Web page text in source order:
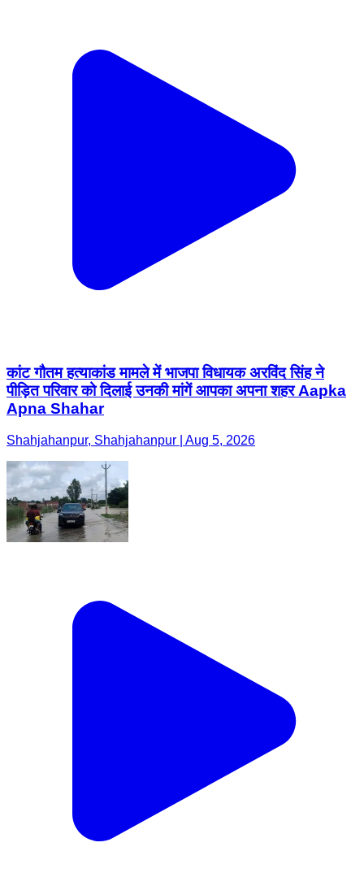
कांट गौतम हत्याकांड मामले में भाजपा विधायक अरविंद सिंह ने
पीड़ित परिवार को दिलाई उनकी मांगें आपका अपना शहर Aapka
Apna Shahar
Shahjahanpur, Shahjahanpur | Aug 5, 2026